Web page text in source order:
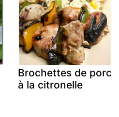
Brochettes de porc
à la citronelle